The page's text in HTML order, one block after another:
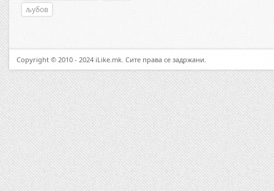
љубов
Copyright © 2010 - 2024 iLike.mk. Сите права се задржани.